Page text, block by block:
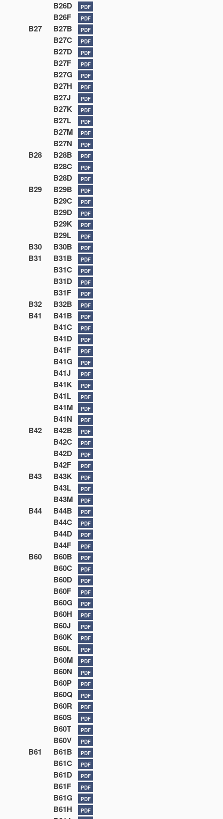
B26D PDF
B26F PDF
B27 B27B PDF
B27C PDF
B27D PDF
B27F PDF
B27G PDF
B27H PDF
B27J PDF
B27K PDF
B27L PDF
B27M PDF
B27N PDF
B28 B28B PDF
B28C PDF
B28D PDF
B29 B29B PDF
B29C PDF
B29D PDF
B29K PDF
B29L PDF
B30 B30B PDF
B31 B31B PDF
B31C PDF
B31D PDF
B31F PDF
B32 B32B PDF
B41 B41B PDF
B41C PDF
B41D PDF
B41F PDF
B41G PDF
B41J PDF
B41K PDF
B41L PDF
B41M PDF
B41N PDF
B42 B42B PDF
B42C PDF
B42D PDF
B42F PDF
B43 B43K PDF
B43L PDF
B43M PDF
B44 B44B PDF
B44C PDF
B44D PDF
B44F PDF
B60 B60B PDF
B60C PDF
B60D PDF
B60F PDF
B60G PDF
B60H PDF
B60J PDF
B60K PDF
B60L PDF
B60M PDF
B60N PDF
B60P PDF
B60Q PDF
B60R PDF
B60S PDF
B60T PDF
B60V PDF
B61 B61B PDF
B61C PDF
B61D PDF
B61F PDF
B61G PDF
B61H PDF